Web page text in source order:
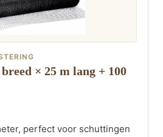
× 25 m lang + 100
perfect voor schuttingen